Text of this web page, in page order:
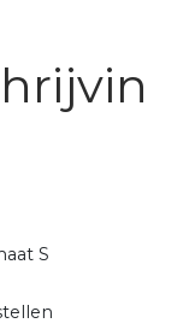
S